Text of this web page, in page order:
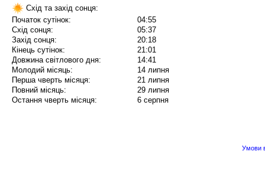
Схід та захід сонця:
Початок сутінок:
04:55
Схід сонця:
05:37
Захід сонця:
20:18
Кінець сутінок:
21:01
Довжина світлового дня:
14:41
Молодий місяць:
14 липня
Перша чверть місяця:
21 липня
Повний місяць:
29 липня
Остання чверть місяця:
6 серпня
Умови